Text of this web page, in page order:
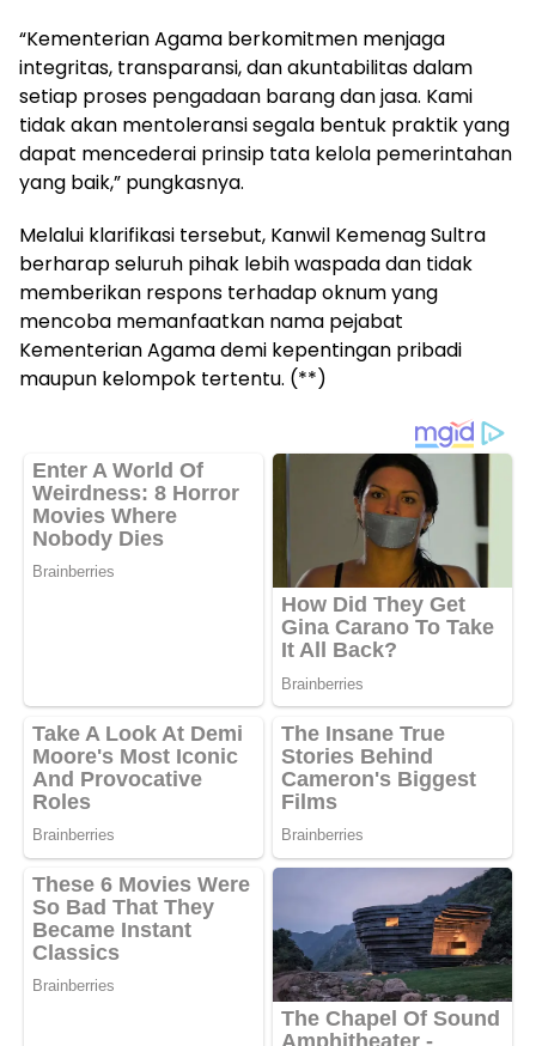
“Kementerian Agama berkomitmen menjaga
integritas, transparansi, dan akuntabilitas dalam
setiap proses pengadaan barang dan jasa. Kami
tidak akan mentoleransi segala bentuk praktik yang
dapat mencederai prinsip tata kelola pemerintahan
yang baik,” pungkasnya.
Melalui klarifikasi tersebut, Kanwil Kemenag Sultra
berharap seluruh pihak lebih waspada dan tidak
memberikan respons terhadap oknum yang
mencoba memanfaatkan nama pejabat
Kementerian Agama demi kepentingan pribadi
maupun kelompok tertentu. (**)